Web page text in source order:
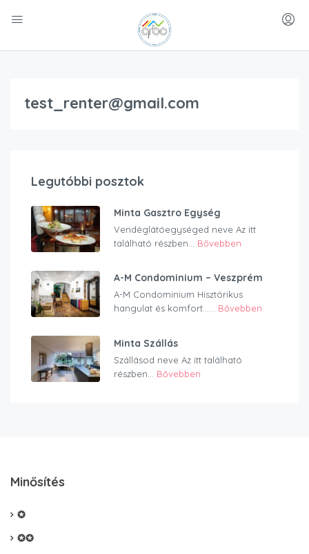
test_renter@gmail.com
Legutóbbi posztok
Minta Gasztro Egység
Vendéglátóegységed neve Az itt
található részben... Bővebben
A-M Condominium – Veszprém
A-M Condominium Hisztórikus
hangulat és komfort…... Bővebben
Minta Szállás
Szállásod neve Az itt található
részben... Bővebben
Minősítés
✪
✪✪